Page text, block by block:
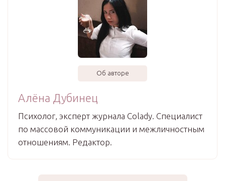
Об авторе
Алёна Дубинец
Психолог, эксперт журнала Colady. Специалист
по массовой коммуникации и межличностным
отношениям. Редактор.